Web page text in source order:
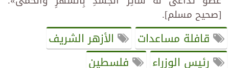
[صحيح مسلم].
قافلة مساعدات
الأزهر الشريف
رئيس الوزراء
فلسطين